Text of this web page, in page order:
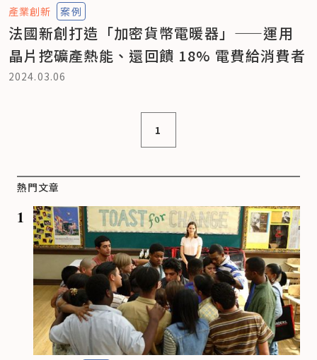
產業創新 案例
法國新創打造「加密貨幣電暖器」——運用
晶片挖礦產熱能、還回饋 18% 電費給消費者
2024.03.06
1
熱門文章
1